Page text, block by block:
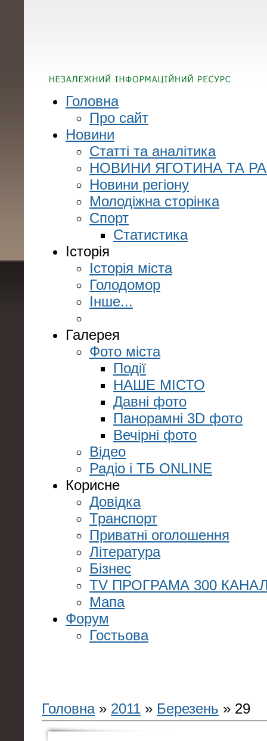
Головна
Про сайт
Новини
Статті та аналітика
НОВИНИ ЯГОТИНА ТА
Новини регіону
Молодіжна сторінка
Спорт
Статистика
Історія
Історія міста
Голодомор
Інше...
Галерея
Фото міста
Події
НАШЕ МІСТО
Давні фото
Панорамні 3D фото
Вечірні фото
Відео
Радіо і ТБ ONLINE
Корисне
Довідка
Транспорт
Приватні оголошення
Література
Бізнес
TV ПРОГРАМА 300
Мапа
Форум
Гостьова
Головна» 2011 » Березень » 29